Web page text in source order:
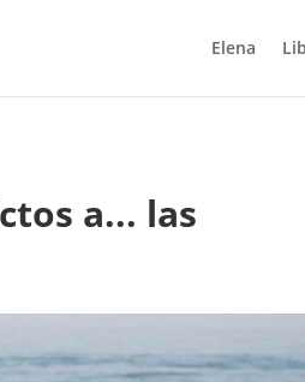
Elena
a... las